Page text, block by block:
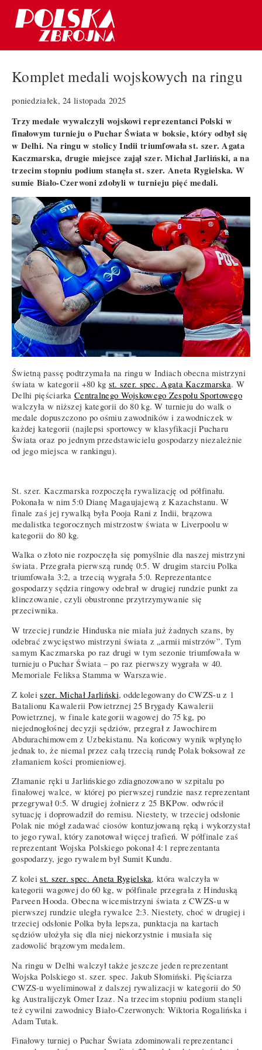
Komplet medali wojskowych na ringu
poniedziałek, 24 listopada 2025
Trzy medale wywalczyli wojskowi reprezentanci Polski w
finałowym turnieju o Puchar Świata w boksie, który odbył się
w Delhi. Na ringu w stolicy Indii triumfowała st. szer. Agata
Kaczmarska, drugie miejsce zajął szer. Michał Jarliński, a na
trzecim stopniu podium stanęła st. szer. Aneta Rygielska. W
sumie Biało-Czerwoni zdobyli w turnieju pięć medali.
Świetną passę podtrzymała na ringu w Indiach obecna mistrzyni
świata w kategorii +80 kg st. szer. spec. Agata Kaczmarska. W
Delhi pięściarka Centralnego Wojskowego Zespołu Sportowego
walczyła w niższej kategorii do 80 kg. W turnieju do walk o
medale dopuszczono po ośmiu zawodników i zawodniczek w
każdej kategorii (najlepsi sportowcy w klasyfikacji Pucharu
Świata oraz po jednym przedstawicielu gospodarzy niezależnie
od jego miejsca w rankingu).
St. szer. Kaczmarska rozpoczęła rywalizację od półfinału.
Pokonała w nim 5:0 Dianę Magaujajewą z Kazachstanu. W
finale zaś jej rywalką była Pooja Rani z Indii, brązowa
medalistka tegorocznych mistrzostw świata w Liverpoolu w
kategorii do 80 kg.
Walka o złoto nie rozpoczęła się pomyślnie dla naszej mistrzyni
świata. Przegrała pierwszą rundę 0:5. W drugim starciu Polka
triumfowała 3:2, a trzecią wygrała 5:0. Reprezentantce
gospodarzy sędzia ringowy odebrał w drugiej rundzie punkt za
klinczowanie, czyli obustronne przytrzymywanie się
przeciwnika.
W trzeciej rundzie Hinduska nie miała już żadnych szans, by
odebrać zwycięstwo mistrzyni świata z „armii mistrzów”. Tym
samym Kaczmarska po raz drugi w tym sezonie triumfowała w
turnieju o Puchar Świata – po raz pierwszy wygrała w 40.
Memoriale Feliksa Stamma w Warszawie.
Z koleiszer. Michał Jarliński, oddelegowany do CWZS-u z 1
Batalionu Kawalerii Powietrznej 25 Brygady Kawalerii
Powietrznej, w finale kategorii wagowej do 75 kg, po
niejednogłośnej decyzji sędziów, przegrał z Jawochirem
Abdurachimowem z Uzbekistanu. Na końcowy wynik wpłynęło
jednak to, że niemal przez całą trzecią rundę Polak boksował ze
złamaniem kości promieniowej.
Złamanie ręki u Jarlińskiego zdiagnozowano w szpitalu po
finałowej walce, w której po pierwszej rundzie nasz reprezentant
przegrywał 0:5. W drugiej żołnierz z 25 BKPow. odwrócił
sytuację i doprowadził do remisu. Niestety, w trzeciej odsłonie
Polak nie mógł zadawać ciosów kontuzjowaną ręką i wykorzystał
to jego rywal, który zanotował więcej trafień. W półfinale zaś
reprezentant Wojska Polskiego pokonał 4:1 reprezentanta
gospodarzy, jego rywalem był Sumit Kundu.
Z koleist. szer. spec. Aneta Rygielska, która walczyła w
kategorii wagowej do 60 kg, w półfinale przegrała z Hinduską
Parveen Hooda. Obecna wicemistrzyni świata z CWZS-u w
pierwszej rundzie uległa rywalce 2:3. Niestety, choć w drugiej i
trzeciej odsłonie Polka była lepsza, punktacja na kartach
sędziów ułożyła się dla niej niekorzystnie i musiała się
zadowolić brązowym medalem.
Na ringu w Delhi walczył także jeszcze jeden reprezentant
Wojska Polskiego st. szer. spec. Jakub Słomiński. Pięściarza
CWZS-u wyeliminował z dalszej rywalizacji w kategorii do 50
kg Australijczyk Omer Izaz. Na trzecim stopniu podium stanęli
też cywilni zawodnicy Biało-Czerwonych: Wiktoria Rogalińska i
Adam Tutak.
Finałowy turniej o Puchar Świata zdominowali reprezentanci